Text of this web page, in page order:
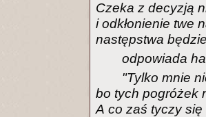
Czeka z decyzją
i odkłonienie twe
następstwa
odpowiada
"Tylko mnie
bo tych pogróżek
A co zaś tyczy